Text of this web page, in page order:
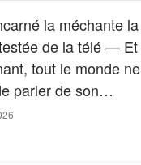
la méchante la
de la télé — Et
tout le monde ne
parler de son
dans la nouvelle